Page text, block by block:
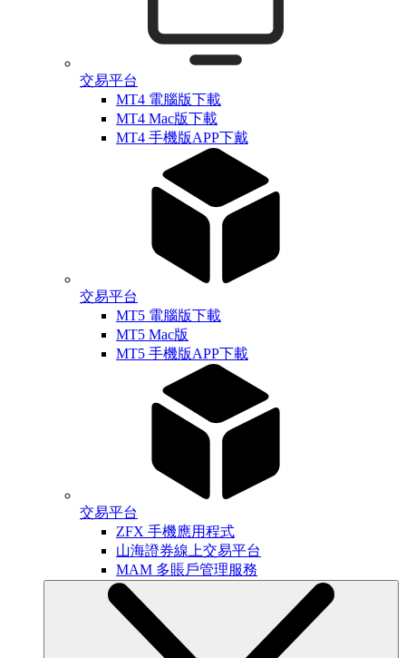
交易平台
MT4 電腦版下載
MT4 Mac版下載
MT4 手機版APP下戴
交易平台
MT5 電腦版下載
MT5 Mac版
MT5 手機版APP下載
交易平台
ZFX 手機應用程式
山海證券線上交易平台
MAM 多賬戶管理服務